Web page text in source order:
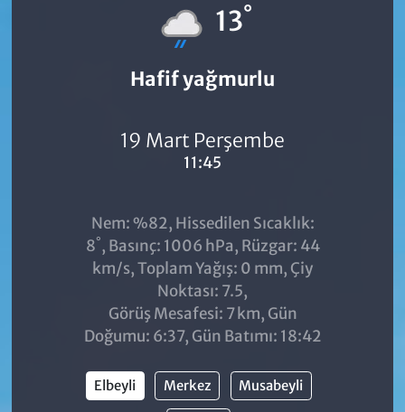
13°
Hafif yağmurlu
19 Mart Perşembe
11:45
Nem: %82, Hissedilen Sıcaklık:
8°, Basınç: 1006 hPa, Rüzgar: 44
km/s, Toplam Yağış: 0 mm, Çiy
Noktası: 7.5,
Görüş Mesafesi: 7 km, Gün
Doğumu: 6:37, Gün Batımı: 18:42
Elbeyli Merkez Musabeyli